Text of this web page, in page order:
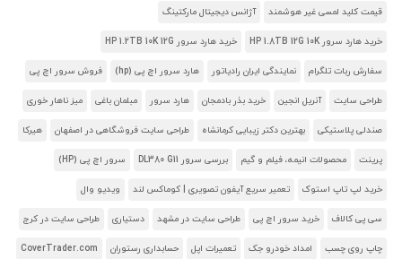
قیمت کلید لمسی غیر هوشمند آژانس دیجیتال مارکتینگ
خرید هارد سرور HP 1.8TB 12G 10K خرید هارد سرور HP 1.2TB 10K 12G
سفارش ربات تلگرام نمایندگی ایران رادیاتور هارد سرور اچ پی (hp) فروش سرور اچ پی
طراحی سایت آنریل انجین خرید بذر بادمجان هارد سرور مبلمان باغی میز ناهار خوری
صندلی پلاستیکی بهترین دکتر زیبایی کرمانشاه طراحی سایت فروشگاهی در اصفهان هیرکا
پرینت محصولات انیمه، فیلم و گیم بررسی سرور DL380 G11 سرور اچ پی (HP)
خرید لپ تاپ استوک تعمیر سریع آیفون تصویری | کوماکس لند ویدیو وال
سی پی کالاف خرید سرور اچ پی طراحی سایت در مشهد دستیاری طراحی سایت در کرج
چاپ روی چسب امداد خودرو جک تعمیرات اپل حسابداری رستوران CoverTrader.com